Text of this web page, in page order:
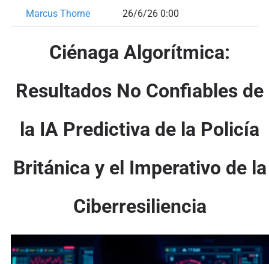
Marcus Thorne 26/6/26 0:00
Ciénaga Algorítmica:
Resultados No Confiables de
la IA Predictiva de la Policía
Británica y el Imperativo de la
Ciberresiliencia